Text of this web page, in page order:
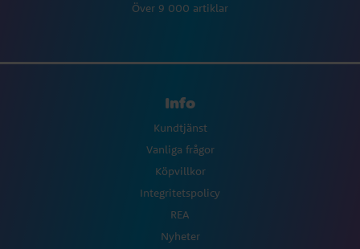
Över 9 000 artiklar
Info
Kundtjänst
Vanliga frågor
Köpvillkor
Integritetspolicy
REA
Nyheter